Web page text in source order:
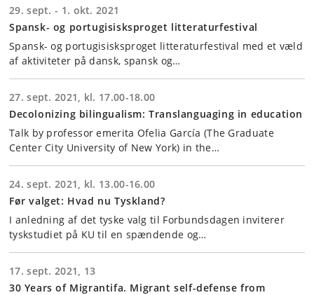
29. sept. - 1. okt. 2021
Spansk- og portugisisksproget litteraturfestival
Spansk- og portugisisksproget litteraturfestival med et væld
af aktiviteter på dansk, spansk og…
27. sept. 2021, kl. 17.00-18.00
Decolonizing bilingualism: Translanguaging in education
Talk by professor emerita Ofelia García (The Graduate
Center City University of New York) in the…
24. sept. 2021, kl. 13.00-16.00
Før valget: Hvad nu Tyskland?
I anledning af det tyske valg til Forbundsdagen inviterer
tyskstudiet på KU til en spændende og…
17. sept. 2021, 13
30 Years of Migrantifa. Migrant self-defense from